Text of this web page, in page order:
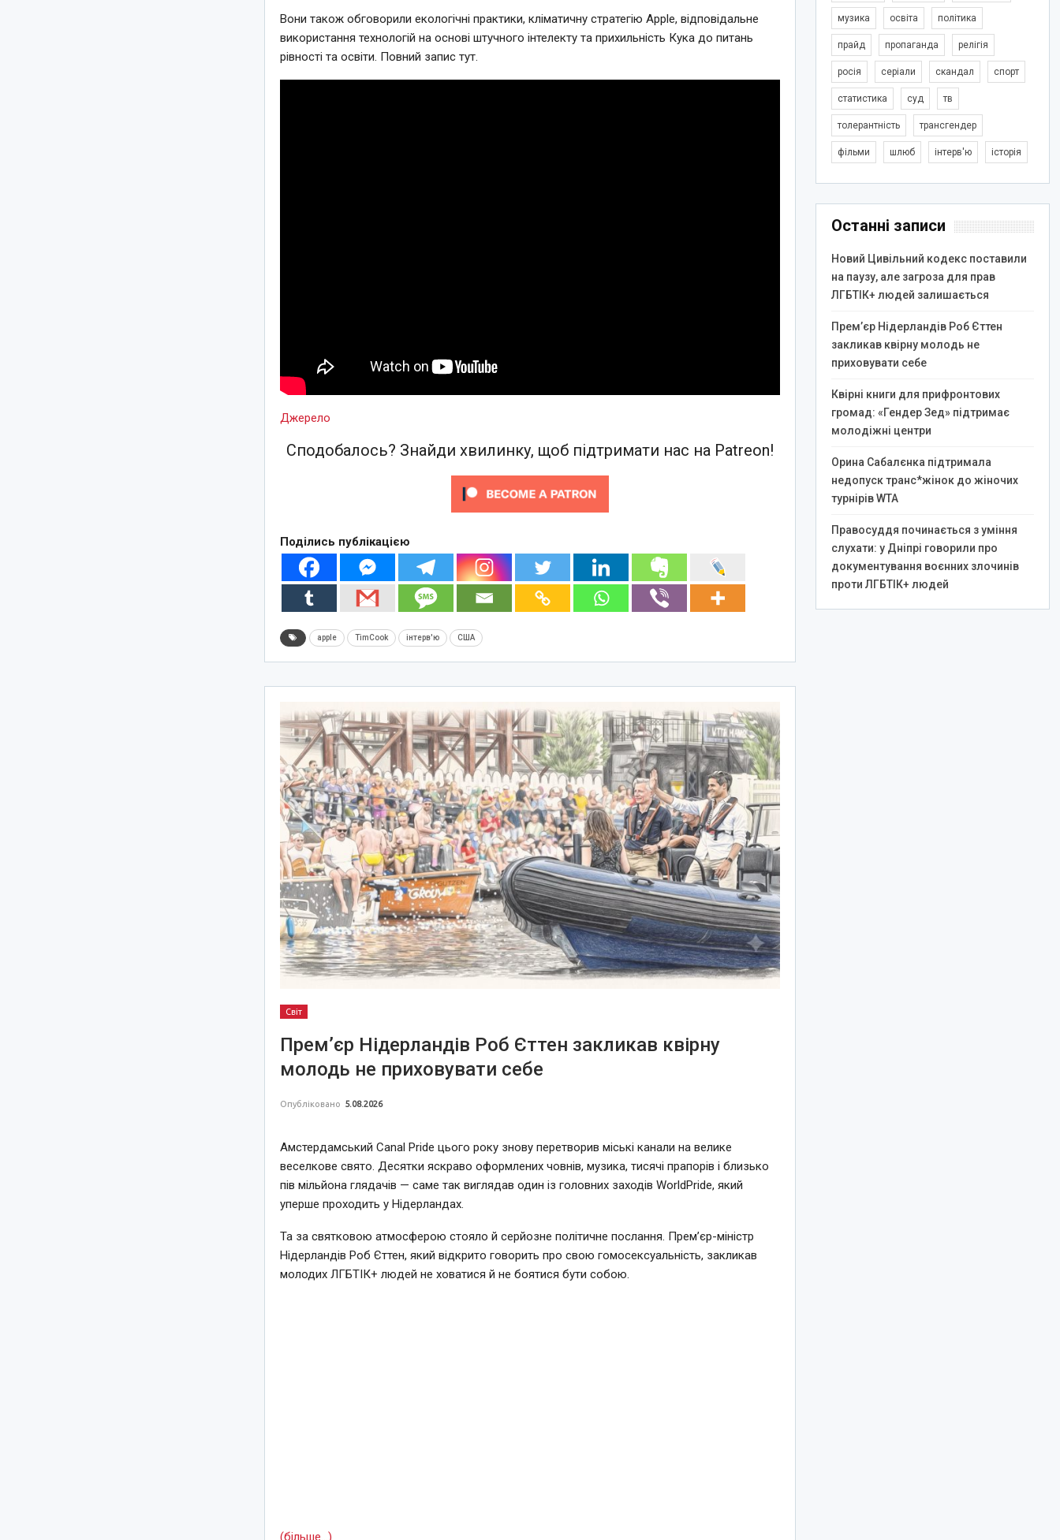
Вони також обговорили екологічні практики, кліматичну стратегію Apple, відповідальне
використання технологій на основі штучного інтелекту та прихильність Кука до питань
рівності та освіти. Повний запис тут.
Джерело
Сподобалось? Знайди хвилинку, щоб підтримати нас на Patreon!
Поділись публікацією
apple TimCook інтерв'ю США
Світ
Прем’єр Нідерландів Роб Єттен закликав квірну
молодь не приховувати себе
Опубліковано 5.08.2026
Амстердамський Canal Pride цього року знову перетворив міські канали на велике
веселкове свято. Десятки яскраво оформлених човнів, музика, тисячі прапорів і близько
пів мільйона глядачів — саме так виглядав один із головних заходів WorldPride, який
уперше проходить у Нідерландах.
Та за святковою атмосферою стояло й серйозне політичне послання. Прем’єр-міністр
Нідерландів Роб Єттен, який відкрито говорить про свою гомосексуальність, закликав
молодих ЛГБТІК+ людей не ховатися й не боятися бути собою.
(більше…)
музика освіта політика
прайд пропаганда релігія
росія серіали скандал спорт
статистика суд тв
толерантність трансгендер
фільми шлюб інтерв'ю історія
Останні записи
Новий Цивільний кодекс поставили
на паузу, але загроза для прав
ЛГБТІК+ людей залишається
Прем’єр Нідерландів Роб Єттен
закликав квірну молодь не
приховувати себе
Квірні книги для прифронтових
громад: «Гендер Зед» підтримає
молодіжні центри
Орина Сабалєнка підтримала
недопуск транс*жінок до жіночих
турнірів WTA
Правосуддя починається з уміння
слухати: у Дніпрі говорили про
документування воєнних злочинів
проти ЛГБТІК+ людей